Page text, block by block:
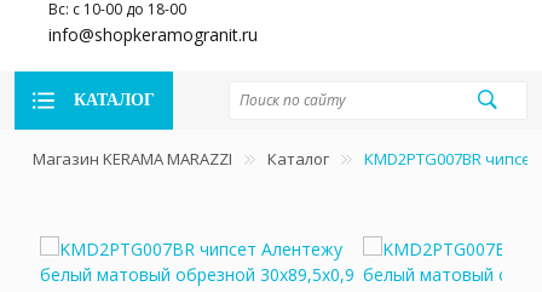
Вс: с 10-00 до 18-00
info@shopkeramogranit.ru
КАТАЛОГ
Магазин KERAMA MARAZZI Каталог KMD2PTG007BR